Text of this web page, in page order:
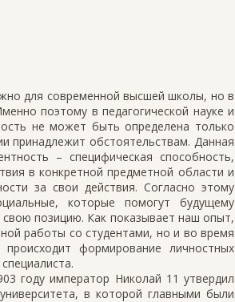
для современной высшей школы, но в
поэтому в педагогической науке и
не может быть определена только
принадлежит обстоятельствам. Данная
– специфическая способность,
в конкретной предметной области и
за свои действия. Согласно этому
которые помогут будущему
свою позицию. Как показывает наш опыт,
работы со студентами, но и во время
формирование личностных
году император Николай 11 утвердил
в которой главными были